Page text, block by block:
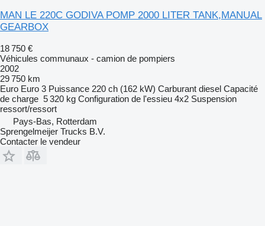
MAN LE 220C GODIVA POMP 2000 LITER TANK,MANUAL
GEARBOX
18 750 €
Véhicules communaux - camion de pompiers
2002
29 750 km
Euro Euro 3 Puissance 220 ch (162 kW) Carburant diesel Capacité
de charge 5 320 kg Configuration de l'essieu 4x2 Suspension
ressort/ressort
Pays-Bas, Rotterdam
Sprengelmeijer Trucks B.V.
Contacter le vendeur